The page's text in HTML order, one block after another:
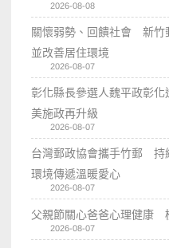
2026-08-08
關懷弱勢、回饋社會 新竹
並改善居住環境
2026-08-07
彰化縣長參選人魏平政彰
美施政再升級
2026-08-07
台灣郵政協會攜手竹郵 持
環境傳遞溫暖愛心
2026-08-07
父親節關心爸爸心理健康
2026-08-07